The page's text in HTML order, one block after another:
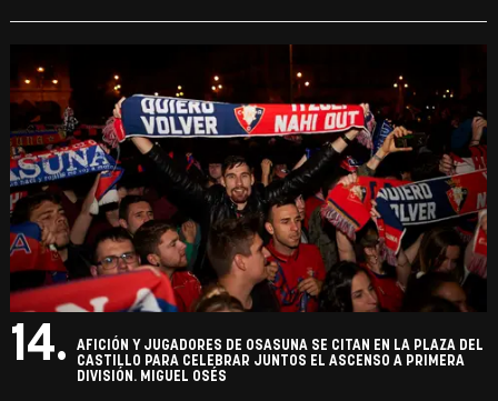
14.
AFICIÓN Y JUGADORES DE OSASUNA SE CITAN EN LA PLAZA DEL
CASTILLO PARA CELEBRAR JUNTOS EL ASCENSO A PRIMERA
DIVISIÓN. MIGUEL OSÉS